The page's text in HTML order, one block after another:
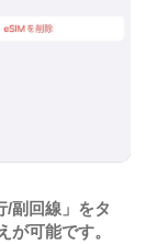
/副回線」をタ
が可能です。